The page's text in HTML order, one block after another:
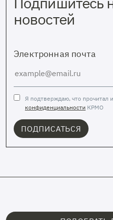
новостей
Электронная почта
Я подтверждаю, что прочитал
конфиденциальности КРМО
ПОДПИСАТЬСЯ